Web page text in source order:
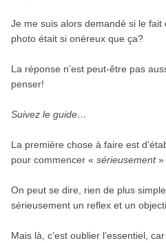
Je me suis alors demandé si le
photo était si onéreux que ça?
La réponse n’est peut-être pas
penser!
Suivez le guide…
La première chose à faire est
pour commencer « sérieusement»
On peut se dire, rien de plus
sérieusement un reflex et un
Mais là, c’est oublier l’essentiel,